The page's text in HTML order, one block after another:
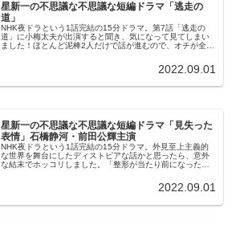
星新一の不思議な不思議な短編ドラマ「逃走の
道」
NHK夜ドラという1話完結の15分ドラマ。第7話「逃走の
道」に小梅太夫が出演すると聞き、気になって見てしまい
ました！ほとんど泥棒2人だけで話が進むので、オチが全然
2022.09.01
星新一の不思議な不思議な短編ドラマ「見失った
表情」石橋静河・前田公輝主演
NHK夜ドラという1話完結の15分ドラマ。外見至上主義的
な世界を舞台にしたディストピアな話かと思ったら、意外
な結末でホッコリしました。「整形が当たり前になった世
2022.09.01